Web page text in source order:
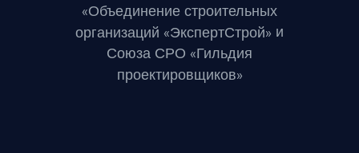
«Объединение строительных
организаций «ЭкспертСтрой» и
Союза СРО «Гильдия
проектировщиков»